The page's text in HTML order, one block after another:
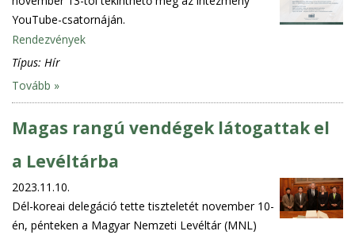
YouTube-csatornáján.
Rendezvények
Típus: Hír
Tovább »
Magas rangú vendégek látogattak el
a Levéltárba
2023.11.10.
Dél-koreai delegáció tette tiszteletét november 10-
én, pénteken a Magyar Nemzeti Levéltár (MNL)